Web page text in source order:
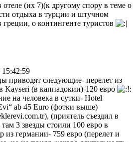
отеле (их 7)(к другому спору в теме о
отдыха в турции и штучном
греции, о контингенте туристов
15:42:59
приводят следующие- перелет из
Kayseri (в каппадокии)-120 евро
на человека в сутки- Hotel
ab 45 Euro (фотки выше)
(приятель съездил в
там 3 звезды стоили 100 евро в
из германии- 759 евро (перелет и